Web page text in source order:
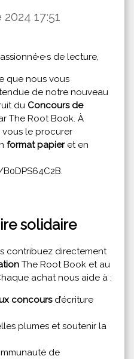
17:51
de lecture,
que nous vous
de notre nouveau
du Concours de
The Root Book. À
le procurer
format papieret en
.
solidaire
contribuez directement
The Root Book et au
achat nous aide à :
concoursd’écriture
plumes et soutenir la
de